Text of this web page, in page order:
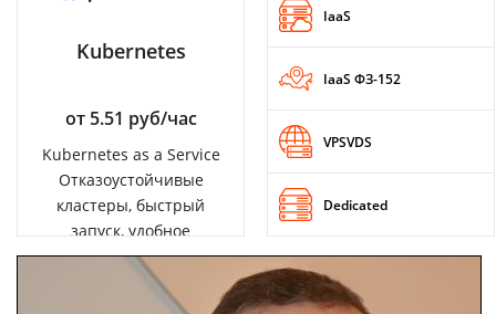
Kubernetes
от 5.51 руб/час
Kubernetes as a Service
Отказоустойчивые
кластеры, быстрый
запуск, удобное
управление
IaaS
IaaS ФЗ-152
VPSVDS
Dedicated